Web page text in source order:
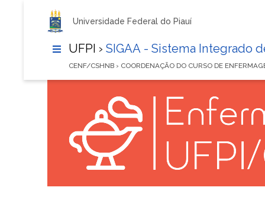
Universidade Federal do Piauí
UFPI › SIGAA - Sistema Integrado
CENF/CSHNB › COORDENAÇÃO DO CURSO DE